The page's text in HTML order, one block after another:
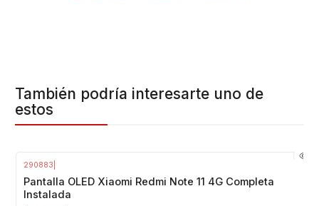
También podría interesarte uno de
estos
290883
Pantalla OLED Xiaomi Redmi Note 11 4G Completa
Instalada